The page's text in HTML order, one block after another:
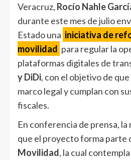
Veracruz, Rocío Nahle
durante este mes de julio
Estado una iniciativa de
movilidad para regular la
plataformas digitales de
y DiDi, con el objetivo de
marco legal y cumplan con
fiscales.
En conferencia de prensa,
que el proyecto forma parte
Movilidad, la cual